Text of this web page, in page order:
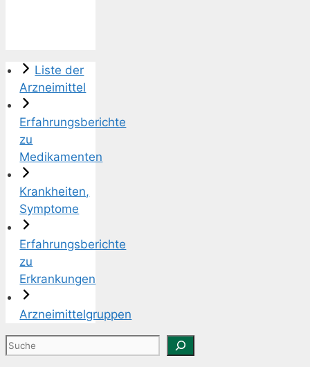
Liste der
Arzneimittel
Erfahrungsberichte
zu
Medikamenten
Krankheiten,
Symptome
Erfahrungsberichte
zu
Erkrankungen
Arzneimittelgruppen
Suchen